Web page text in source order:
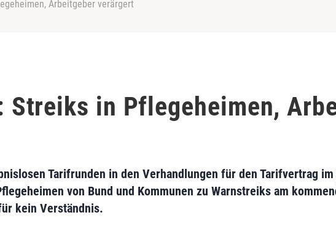
Arbeitgeber verärgert
in Pflegeheimen,
Tarifrunden in den Verhandlungen für den Tarifvertrag
von Bund und Kommunen zu Warnstreiks am
kein Verständnis.